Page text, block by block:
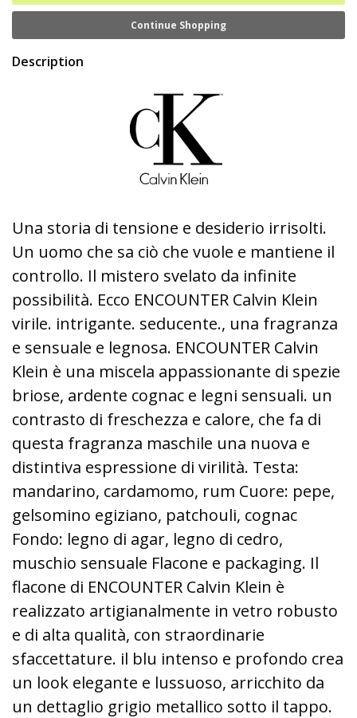
Continue Shopping
Description
Una storia di tensione e desiderio irrisolti.
Un uomo che sa ciò che vuole e mantiene il
controllo. Il mistero svelato da infinite
possibilità. Ecco ENCOUNTER Calvin Klein
virile. intrigante. seducente., una fragranza
e sensuale e legnosa. ENCOUNTER Calvin
Klein è una miscela appassionante di spezie
briose, ardente cognac e legni sensuali. un
contrasto di freschezza e calore, che fa di
questa fragranza maschile una nuova e
distintiva espressione di virilità. Testa:
mandarino, cardamomo, rum Cuore: pepe,
gelsomino egiziano, patchouli, cognac
Fondo: legno di agar, legno di cedro,
muschio sensuale Flacone e packaging. Il
flacone di ENCOUNTER Calvin Klein è
realizzato artigianalmente in vetro robusto
e di alta qualità, con straordinarie
sfaccettature. il blu intenso e profondo crea
un look elegante e lussuoso, arricchito da
un dettaglio grigio metallico sotto il tappo.